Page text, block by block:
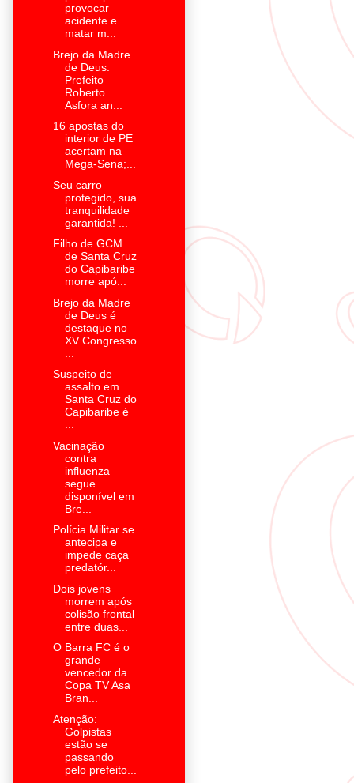
provocar
acidente e
matar m...
Brejo da Madre
de Deus:
Prefeito
Roberto
Asfora an...
16 apostas do
interior de PE
acertam na
Mega-Sena;...
Seu carro
protegido, sua
tranquilidade
garantida! ...
Filho de GCM
de Santa Cruz
do Capibaribe
morre apó...
Brejo da Madre
de Deus é
destaque no
XV Congresso
Suspeito de
assalto em
Santa Cruz do
Capibaribe é
...
Vacinação
contra
influenza
segue
disponível em
Bre...
Polícia Militar se
antecipa e
impede caça
predatór...
Dois jovens
morrem após
colisão frontal
entre duas...
O Barra FC é o
grande
vencedor da
Copa TV Asa
Bran...
Atenção:
Golpistas
estão se
passando
pelo prefeito...